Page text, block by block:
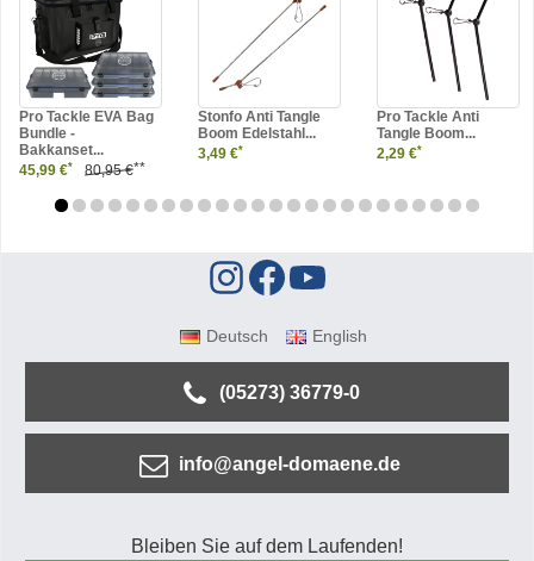
Pro Tackle EVA Bag
Bundle -
Bakkanset...
45,99 €* 80,95 €**
Stonfo Anti Tangle
Boom Edelstahl...
3,49 €*
Pro Tackle Anti
Tangle Boom...
2,29 €*
Deutsch English
(05273) 36779-0
info@angel-domaene.de
Bleiben Sie auf dem Laufenden!